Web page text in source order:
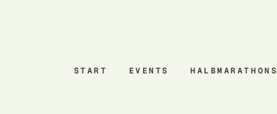
START EVENTS HALBMARATHONS